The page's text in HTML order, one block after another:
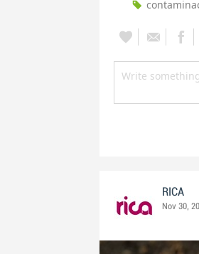
RICA
Nov 30,